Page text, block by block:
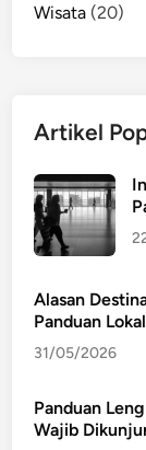
Wisata (20)
Artikel
Alasan
Panduan
31/05/2026
Panduan
Wajib